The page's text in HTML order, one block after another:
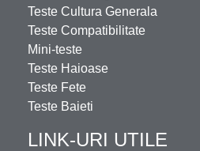
Teste Cultura Generala
Teste Compatibilitate
Mini-teste
Teste Haioase
Teste Fete
Teste Baieti
LINK-URI UTILE